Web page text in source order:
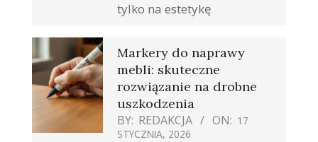
tylko na estetykę
Markery do naprawy
mebli: skuteczne
rozwiązanie na drobne
uszkodzenia
BY: REDAKCJA ON: 17
STYCZNIA, 2026